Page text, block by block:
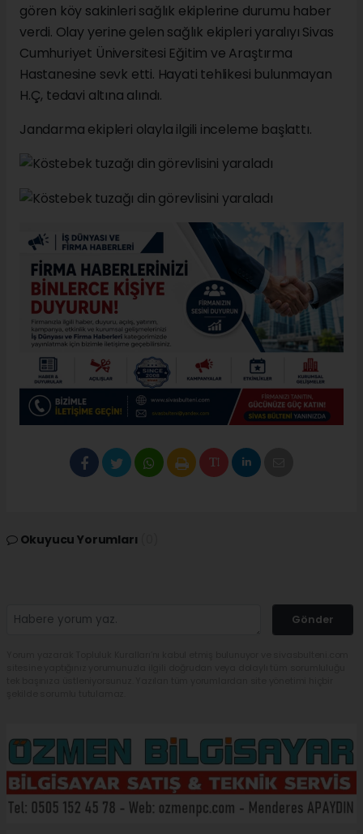
gören köy sakinleri sağlık ekiplerine durumu haber
verdi. Olay yerine gelen sağlık ekipleri yaralıyı Sivas
Cumhuriyet Üniversitesi Eğitim ve Araştırma
Hastanesine sevk etti. Hayati tehlikesi bulunmayan
H.Ç, tedavi altına alındı.
Jandarma ekipleri olayla ilgili inceleme başlattı.
Okuyucu Yorumları
Gönder